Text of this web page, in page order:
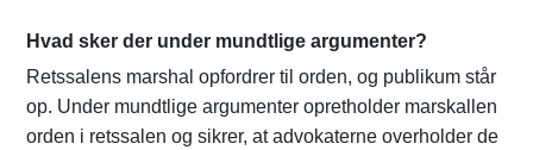
Hvad sker der under mundtlige argumenter?
Retssalens marshal opfordrer til orden, og publikum står
op. Under mundtlige argumenter opretholder marskallen
orden i retssalen og sikrer, at advokaterne overholder de